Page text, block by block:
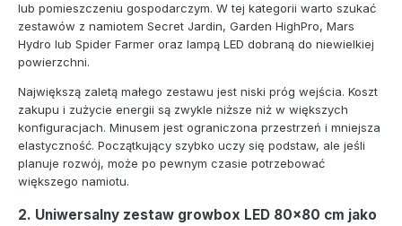
lub pomieszczeniu gospodarczym. W tej kategorii warto szukać
zestawów z namiotem Secret Jardin, Garden HighPro, Mars
Hydro lub Spider Farmer oraz lampą LED dobraną do niewielkiej
powierzchni.
Największą zaletą małego zestawu jest niski próg wejścia. Koszt
zakupu i zużycie energii są zwykle niższe niż w większych
konfiguracjach. Minusem jest ograniczona przestrzeń i mniejsza
elastyczność. Początkujący szybko uczy się podstaw, ale jeśli
planuje rozwój, może po pewnym czasie potrzebować
większego namiotu.
2. Uniwersalny zestaw growbox LED 80x80 cm jako